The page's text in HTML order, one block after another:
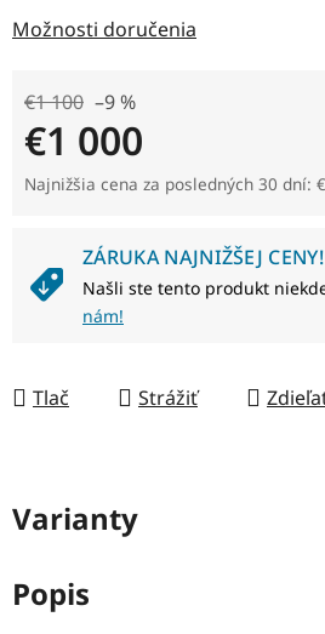
Možnosti doručenia
€1 100 –9 %
€1 000
Jednotková cena:
Najnižšia cena za posledných 30 dní:
ZÁRUKA NAJNIŽŠEJ CENY!
Našli ste tento produkt
nám!
Tlač Strážiť
Varianty
Popis